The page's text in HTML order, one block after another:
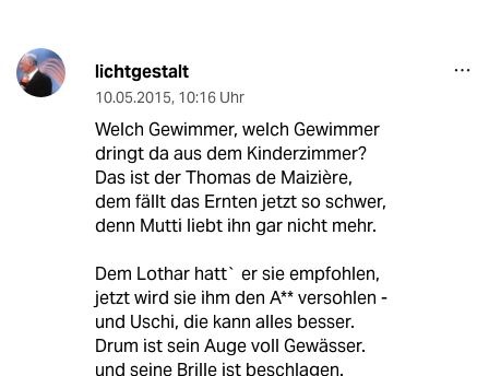
lichtgestalt
10.05.2015, 10:16 Uhr
Welch Gewimmer, welch Gewimmer
dringt da aus dem Kinderzimmer?
Das ist der Thomas de Maizière,
dem fällt das Ernten jetzt so schwer,
denn Mutti liebt ihn gar nicht mehr.
Dem Lothar hatt` er sie empfohlen,
jetzt wird sie ihm den A** versohlen -
und Uschi, die kann alles besser.
Drum ist sein Auge voll Gewässer.
und seine Brille ist beschlagen.